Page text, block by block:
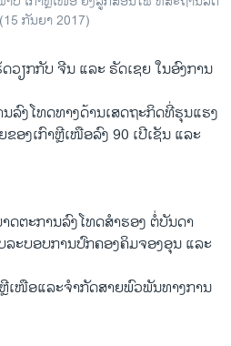
ກັນຍາ 2017)
ວຽກກັບ ຈີນ ແລະ ຣັດເຊຍ ໃນອົງການ
ລົງໂທດທາງດ້ານເສດຖະກິດທີ່ຮຸນແຮງ
ອງເກົາຫຼີເໜືອລົງ 90 ເປີເຊັນ ແລະ
ດຕະການລົງໂທດສຳຮອງ ຕໍ່ບັນດາ
ະບອບການປົກຄອງຄິມຈອງອຸນ ແລະ
ເໜືອແລະຈຳກັດສາຍພົວພັນທາງການ